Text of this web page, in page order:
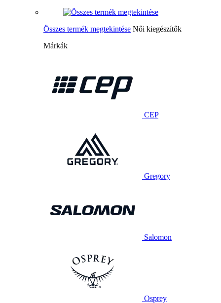
Összes termék megtekintése Női kiegészítők
Márkák
CEP
Gregory
Salomon
Osprey